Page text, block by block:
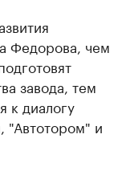
Федорова, чем
завода, тем
к диалогу
"Автотором" и